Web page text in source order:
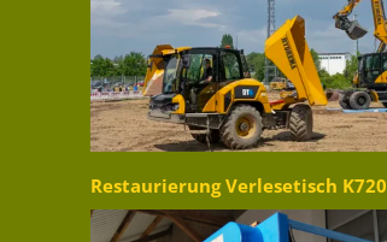
Restaurierung Verlesetisch K720